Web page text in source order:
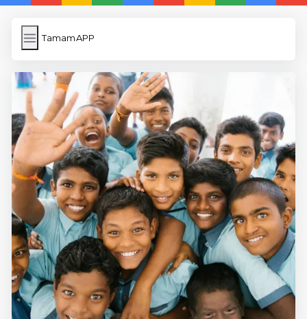
TamamAPP
TamamAPP
Resim Yükle
Wordpress Cache
Anasayfa
5 Günde İngilizce
İngilizce
Dil Eğitimi
En Hızlı İngilizce
En Kolay İngilizce